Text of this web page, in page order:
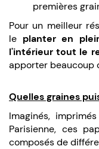
premières
Pour un meilleur
le planter en
l'intérieur tout le
apporter beaucoup
Quelles graines
Imaginés,
Parisienne, ces
composés de